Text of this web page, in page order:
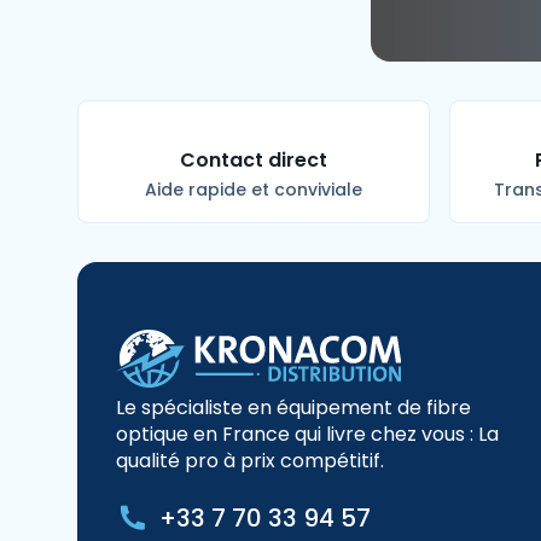
Contact direct
Aide rapide et conviviale
Le spécialiste en équipement de fibre
optique en France qui livre chez vous : La
qualité pro à prix compétitif.
+33 7 70 33 94 57